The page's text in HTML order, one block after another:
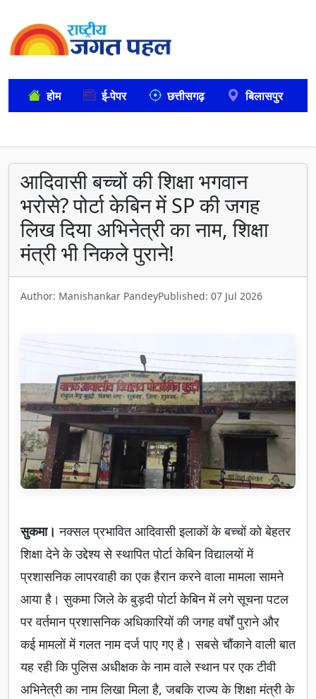
होम ई-पेपर छत्तीसगढ़ बिलासपुर
आदिवासी बच्चों की शिक्षा भगवान
भरोसे? पोर्टा केबिन में SP की जगह
लिख दिया अभिनेत्री का नाम, शिक्षा
मंत्री भी निकले पुराने!
Author: Manishankar PandeyPublished: 07 Jul 2026
सुकमा।नक्सल प्रभावित आदिवासी इलाकों के बच्चों को बेहतर
शिक्षा देने के उद्देश्य से स्थापित पोर्टा केबिन विद्यालयों में
प्रशासनिक लापरवाही का एक हैरान करने वाला मामला सामने
आया है। सुकमा जिले के बुड़दी पोर्टा केबिन में लगे सूचना पटल
पर वर्तमान प्रशासनिक अधिकारियों की जगह वर्षों पुराने और
कई मामलों में गलत नाम दर्ज पाए गए है। सबसे चौंकाने वाली बात
यह रही कि पुलिस अधीक्षक के नाम वाले स्थान पर एक टीवी
अभिनेत्री का नाम लिखा मिला है, जबकि राज्य के शिक्षा मंत्री के